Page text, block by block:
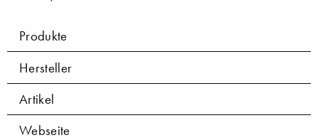
Produkte
Hersteller
Artikel
Webseite